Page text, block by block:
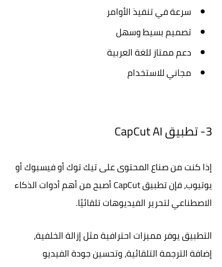
سرعة في تنفيذ الأوامر
تصميم بسيط وسهل
دعم ممتاز للغة العربية
مجاني للاستخدام
3- تطبيق CapCut AI
إذا كنت من صناع المحتوى على تيك توك أو فيسبوك أو
يوتيوب، فإن تطبيق CapCut أصبح من أهم أدوات الذكاء
الاصطناعي لتحرير الفيديوهات تلقائيًا.
التطبيق يوفر مميزات احترافية مثل إزالة الخلفية،
إضافة الترجمة التلقائية، وتحسين جودة الفيديو